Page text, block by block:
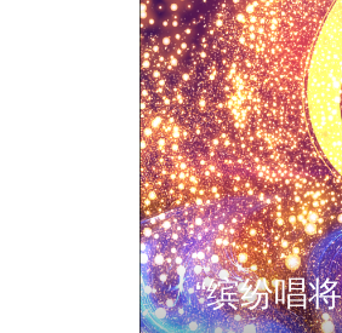
“缤纷唱